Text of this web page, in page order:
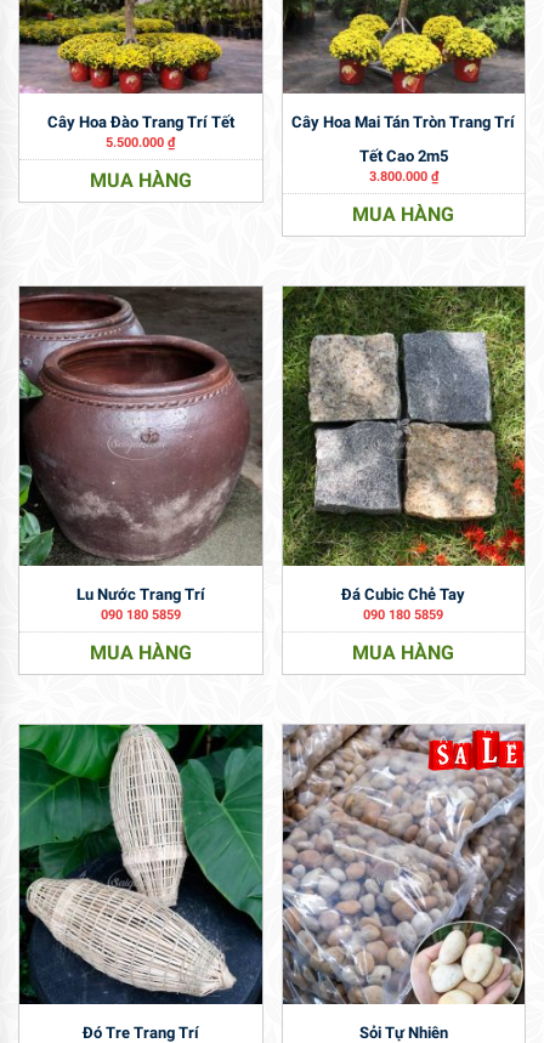
Cây Hoa Đào Trang Trí Tết
5.500.000₫
MUA HÀNG
Cây Hoa Mai Tán Tròn Trang Trí
Tết Cao 2m5
3.800.000 ₫
MUA HÀNG
Lu Nước Trang Trí
090 180 5859
MUA HÀNG
Đá Cubic Chẻ Tay
090 180 5859
MUA HÀNG
Đó Tre Trang Trí Sỏi Tự Nhiên